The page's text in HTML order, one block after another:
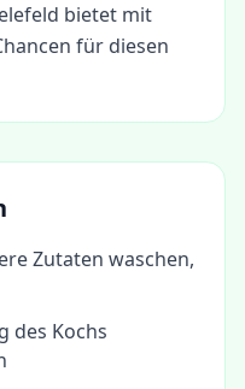
bietet mit
für diesen
Zutaten waschen,
des Kochs